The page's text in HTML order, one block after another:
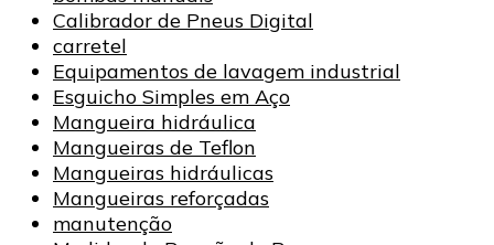
Calibrador de Pneus Digital
carretel
Equipamentos de lavagem industrial
Esguicho Simples em Aço
Mangueira hidráulica
Mangueiras de Teflon
Mangueiras hidráulicas
Mangueiras reforçadas
manutenção